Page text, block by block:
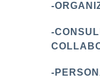
-
-
-